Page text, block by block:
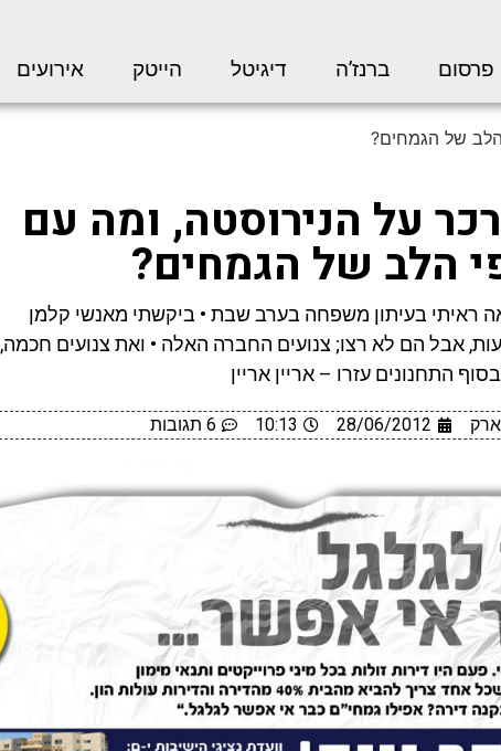
פרסום ברנז’ה דיגיטל הייטק אירועים
של הגמחים?
על הנירוסטה, ומה עם
הלב של הגמחים?
ראיתי בעיתון משפחה בערב שבת • ביקשתי מאנשי קלמן
אבל הם לא רצו; צנועים החברה האלה • ואת צנועים חכמה,
בסוף התחנונים עזרו – אריין אריין
28/06/2012
10:13 6 תגובות